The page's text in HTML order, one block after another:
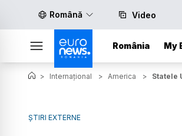
Română Video
România My
> Internațional > America > Statele
ȘTIRI EXTERNE